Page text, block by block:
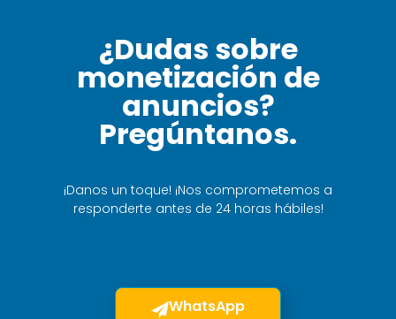
¿Dudas sobre
monetización de
anuncios?
Pregúntanos.
¡Danos un toque! ¡Nos comprometemos a
responderte antes de 24 horas hábiles!
WhatsApp